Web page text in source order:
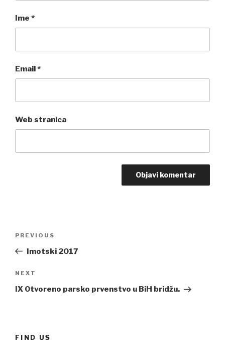
Ime *
Email*
Web stranica
Previous
Post
PREVIOUS
Imotski 2017
Next
Post
NEXT
IX Otvoreno parsko prvenstvo u BiH bridžu.
FIND US